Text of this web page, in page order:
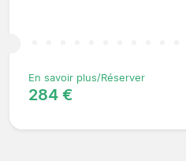
En savoir plus/Réserver
284 €